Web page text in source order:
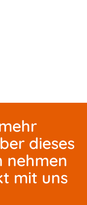
dieses
nehmen
mit uns